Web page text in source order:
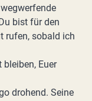
bist für den
rufen, sobald ich
Euer
drohend. Seine